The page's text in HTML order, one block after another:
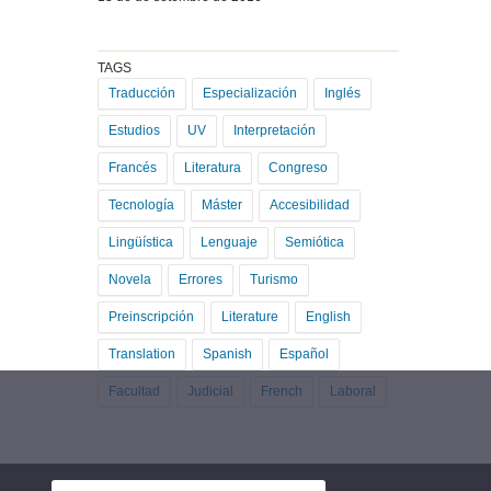
TAGS
Traducción
Especialización Inglés
Estudios UV Interpretación
Francés Literatura Congreso
Tecnología Máster Accesibilidad
Lingüística Lenguaje Semiótica
Novela Errores Turismo
Preinscripción Literature English
Translation Spanish Español
Facultad Judicial French Laboral